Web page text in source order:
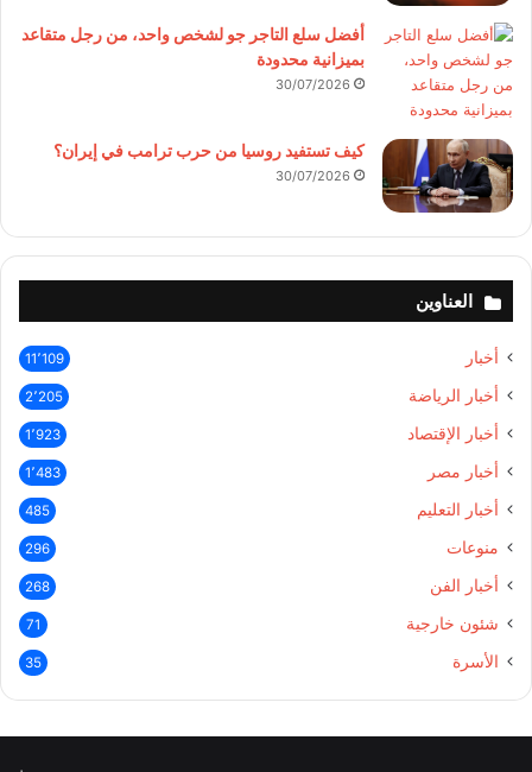
أفضل سلع التاجر جو لشخص واحد، من رجل متقاعد
بميزانية محدودة
30/07/2026
كيف تستفيد روسيا من حرب ترامب في إيران؟
30/07/2026
العناوين
أخبار 11٬109
أخبار الرياضة 2٬205
أخبار الإقتصاد 1٬923
أخبار مصر 1٬483
أخبار التعليم 485
منوعات 296
أخبار الفن 268
شئون خارجية 71
الأسرة 35